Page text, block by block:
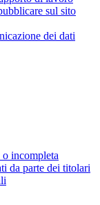
sul sito
dei dati
o incompleta
da parte dei titolari